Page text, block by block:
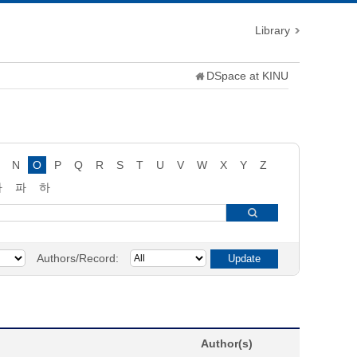
Library
DSpace at KINU
N O P Q R S T U V W X Y
Z
파
하
Authors/Record:
Author(s)